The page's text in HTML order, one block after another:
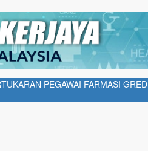
PEGAWAI FARMASI GRED